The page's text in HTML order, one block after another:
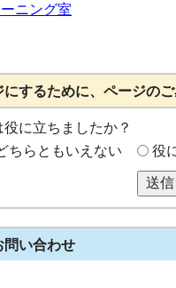
ニング室
するために、ページのご
に立ちましたか？
ちらともいえない 役
送信
問い合わせ